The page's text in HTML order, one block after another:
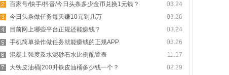
03.24
百家号/快手/抖音/今日头条多少金币兑换1元钱？
03.26
今日头条做任务每天赚10元到几万
03.24
目前网上哪些平台正规还能赚钱？
03.26
手机简单操作做任务就能赚钱的正规APP
11.17
混凝土强度及水泥砂石水比例配置表
02.29
大铁皮油桶|200升铁皮油桶多少钱一个？